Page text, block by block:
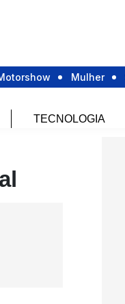
Mulher
TECNOLOGIA